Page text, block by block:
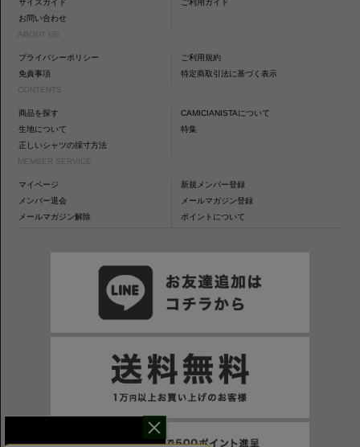
サイズガイド
ご利用ガイド
お問い合わせ
ABOUT US
プライバシーポリシー
ご利用規約
免責事項
特定商取引法に基づく表示
CONTENTS
商品を探す
CAMICIANISTAについて
生地について
特集
正しいシャツの採寸方法
MEMBER SERVICE
マイページ
新規メンバー登録
メンバー退会
メールマガジン登録
メールマガジン解除
ポイントについて